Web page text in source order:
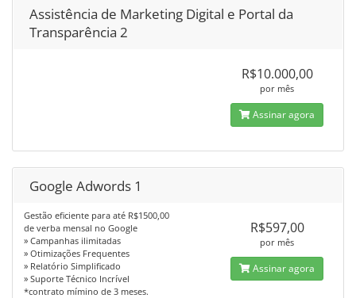
Assistência de Marketing Digital e Portal da
Transparência 2
R$10.000,00
por mês
Assinar agora
Google Adwords 1
Gestão eficiente para até R$1500,00
de verba mensal no Google
» Campanhas ilimitadas
» Otimizações Frequentes
» Relatório Simplificado
» Suporte Técnico Incrível
*contrato mímino de 3 meses.
R$597,00
por mês
Assinar agora